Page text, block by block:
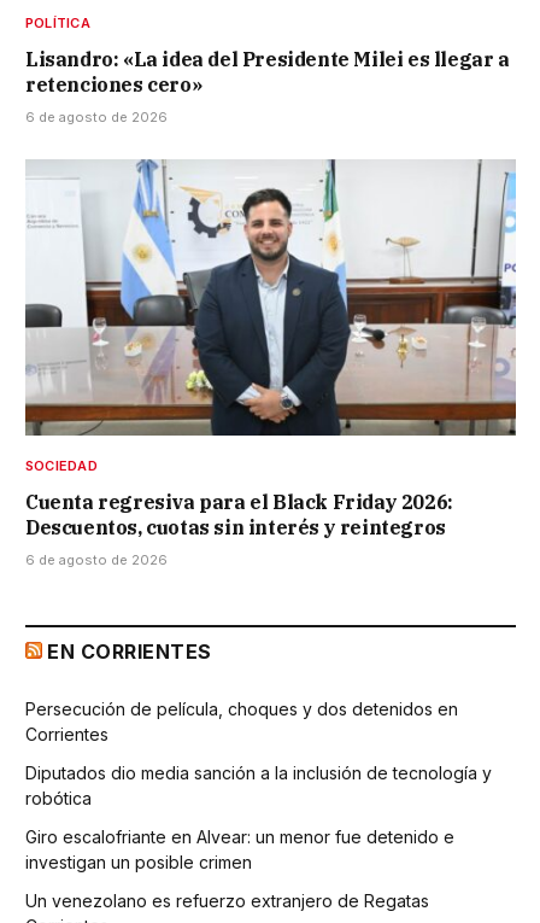
POLÍTICA
Lisandro: «La idea del Presidente Milei es llegar a
retenciones cero»
6 de agosto de 2026
SOCIEDAD
Cuenta regresiva para el Black Friday 2026:
Descuentos, cuotas sin interés y reintegros
6 de agosto de 2026
EN CORRIENTES
Persecución de película, choques y dos detenidos en
Corrientes
Diputados dio media sanción a la inclusión de tecnología y
robótica
Giro escalofriante en Alvear: un menor fue detenido e
investigan un posible crimen
Un venezolano es refuerzo extranjero de Regatas